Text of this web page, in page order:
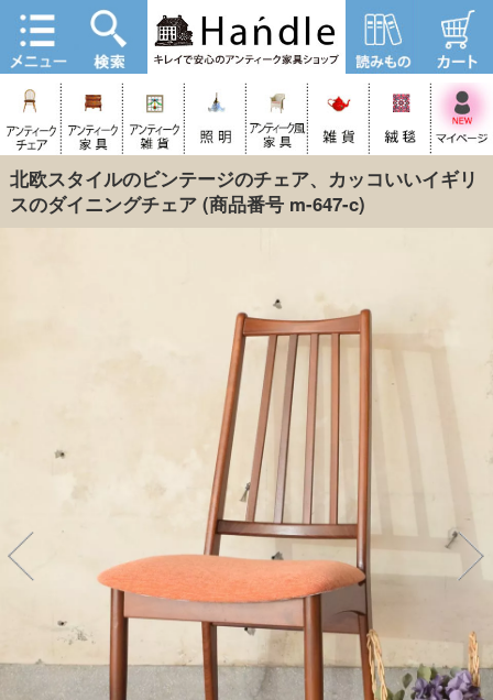
北欧スタイルのビンテージのチェア、カッコいいイギリ
スのダイニングチェア(商品番号 m-647-c)